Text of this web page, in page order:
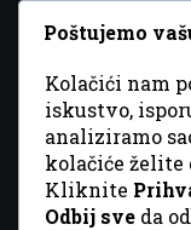
© 2026 Sva
Poštujemo
Kolačići nam
iskustvo,
analiziramo
kolačiće
Kliknite
Odbij sve da